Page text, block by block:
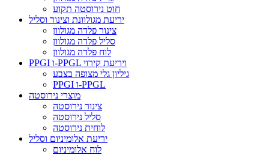
חוט נירוסטה תקוע
יריעת מגולוונת וצינור וסליל
צינור פלדה מגולוון
סליל פלדה מגולוון
לוח פלדה מגולוון
PPGI ו-PPGL ויריעת קירוי
גיליון גלי מצופה בצבע
PPGI ו-PPGL
מוצרי נירוסטה
צינור נירוסטה
סליל נירוסטה
לוחית נירוסטה
יריעת אלומיניום וסליל
לוח אלומיניום